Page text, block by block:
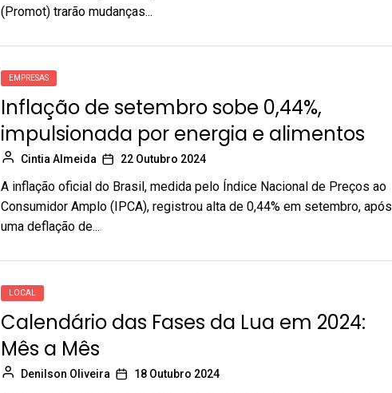
(Promot) trarão mudanças...
EMPRESAS
Inflação de setembro sobe 0,44%,
impulsionada por energia e alimentos
Cintia Almeida 22 Outubro 2024
A inflação oficial do Brasil, medida pelo Índice Nacional de Preços ao
Consumidor Amplo (IPCA), registrou alta de 0,44% em setembro, após
uma deflação de...
LOCAL
Calendário das Fases da Lua em 2024:
Mês a Mês
Denilson Oliveira 18 Outubro 2024